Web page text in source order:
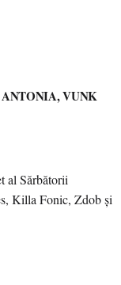
ANTONIA, VUNK